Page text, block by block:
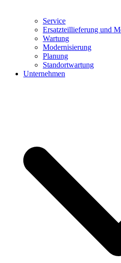
Service
Ersatzteillieferung und
Wartung
Modernisierung
Planung
Standortwartung
Unternehmen